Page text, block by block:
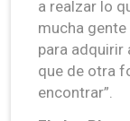
a realzar lo
mucha
para adquirir
que de otra
encontrar”.